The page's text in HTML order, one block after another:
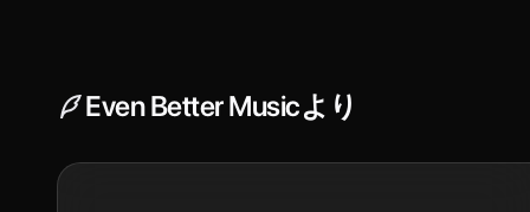
Even Better Musicより